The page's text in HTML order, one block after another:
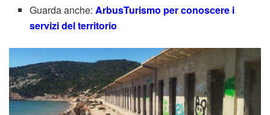
Guarda anche: ArbusTurismo per conoscere i
servizi del territorio